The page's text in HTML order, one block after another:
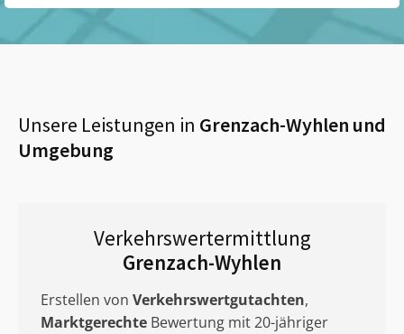
Unsere Leistungen in Grenzach-Wyhlen und
Umgebung
Verkehrswertermittlung
Grenzach-Wyhlen
Erstellen von Verkehrswertgutachten,
Marktgerechte Bewertung mit 20-jähriger